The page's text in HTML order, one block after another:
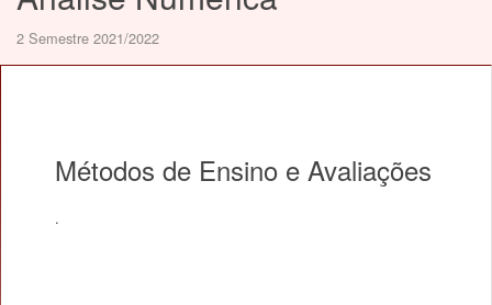
2 Semestre 2021/2022
Métodos de Ensino e Avaliações
.